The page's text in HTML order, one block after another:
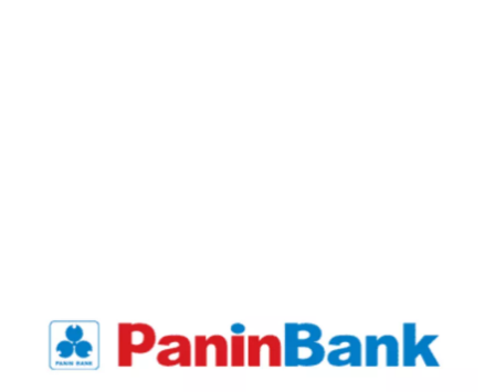
Asuransi Syariah